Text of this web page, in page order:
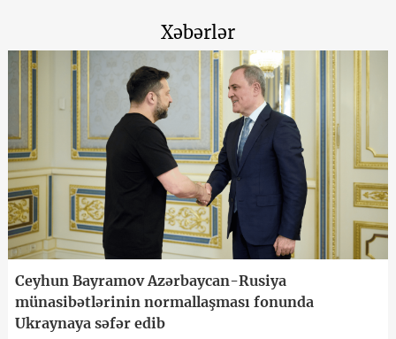
Xəbərlər
Ceyhun Bayramov Azərbaycan-Rusiya
münasibətlərinin normallaşması fonunda
Ukraynaya səfər edib